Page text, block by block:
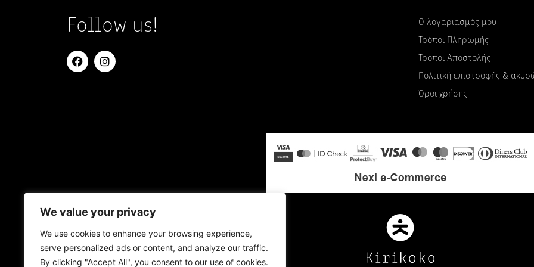
We value your privacy
We use cookies to enhance your browsing experience,
serve personalized ads or content, and analyze our traffic.
By clicking "Accept All", you consent to our use of cookies.
Follow us!
Ο λογαριασμός μου
Τρόποι Πληρωμής
Τρόποι Αποστολής
Πολιτική επιστροφής &
Όροι χρήσης